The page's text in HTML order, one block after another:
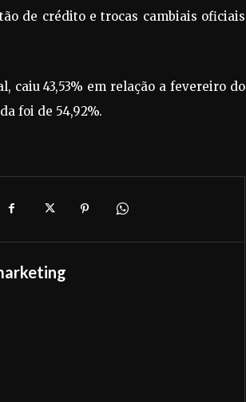
de crédito e trocas cambiais oficiais
caiu 43,53% em relação a fevereiro do
foi de 54,92%.